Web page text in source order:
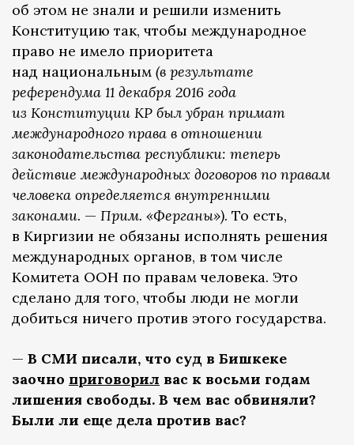
об этом не знали и решили изменить
Конституцию так, чтобы международное
право не имело приоритета
над национальным (в результате
референдума 11 декабря 2016 года
из Конституции КР был убран примат
международного права в отношении
законодательства республики: теперь
действие международных договоров по правам
человека определяется внутренними
законами. — Прим. «Ферганы»). То есть,
в Киргизии не обязаны исполнять решения
международных органов, в том числе
Комитета ООН по правам человека. Это
сделано для того, чтобы люди не могли
добиться ничего против этого государства.
— В СМИ писали, что суд в Бишкеке
заочно приговорил вас к восьми годам
лишения свободы. В чем вас обвиняли?
Были ли еще дела против вас?